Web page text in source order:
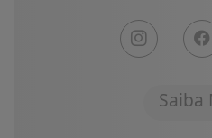
Saiba